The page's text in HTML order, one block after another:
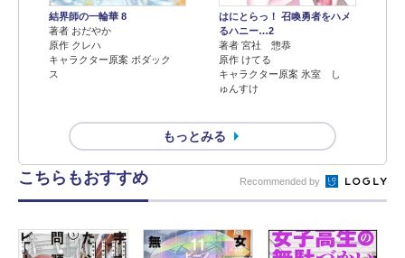
結界師の一輪華 8
著者 おだやか
原作 クレハ
キャラクター原案 ボダック
ス
はにとらっ！ 召喚勇者をハメ
るハニー…2
著者 宮社 惣恭
原作 けてる
キャラクター原案 氷室 し
ゅんすけ
もっとみる
こちらもおすすめ Recommended by